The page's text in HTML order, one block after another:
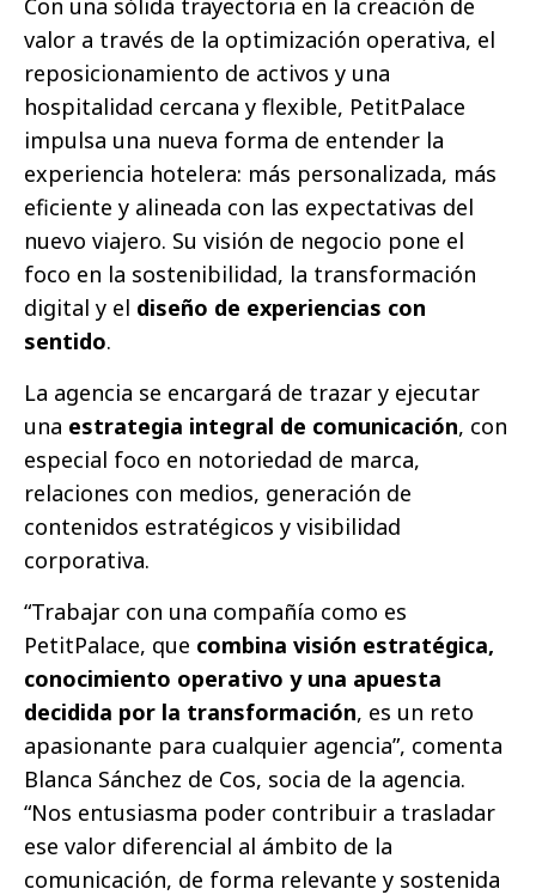
valor a través de la optimización operativa, el
reposicionamiento de activos y una
hospitalidad cercana y flexible, PetitPalace
impulsa una nueva forma de entender la
experiencia hotelera: más personalizada, más
eficiente y alineada con las expectativas del
nuevo viajero. Su visión de negocio pone el
foco en la sostenibilidad, la transformación
digital y el diseño de experiencias con
sentido.
La agencia se encargará de trazar y ejecutar
una estrategia integral de comunicación, con
especial foco en notoriedad de marca,
relaciones con medios, generación de
contenidos estratégicos y visibilidad
corporativa.
“Trabajar con una compañía como es
PetitPalace, que combina visión estratégica,
conocimiento operativo y una apuesta
decidida por la transformación, es un reto
apasionante para cualquier agencia”, comenta
Blanca Sánchez de Cos, socia de la agencia.
“Nos entusiasma poder contribuir a trasladar
ese valor diferencial al ámbito de la
comunicación, de forma relevante y sostenida